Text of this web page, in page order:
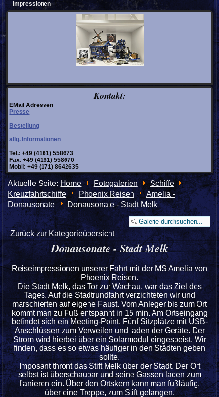
Impressionen
Kontakt:
EMail Adressen
Presse
Bestellung
allg. Informationen
Tel.: +49 (4161) 558673
Fax: +49 (4161) 558670
Mobil: +49 (171) 8642635
Aktuelle Seite:Home Fotogalerien
Schiffe
Kreuzfahrtschiffe
Phoenix Reisen
Amelia -
Donausonate
Donausonate - Stadt Melk
Zurück zur Kategorieübersicht
Donausonate - Stadt Melk
Reiseimpressionen unserer Fahrt mit der MS Amelia von
Phoenix Reisen.
Die Stadt Melk, das Tor zur Wachau, war das Ziel des
Tages. Auf die Stadtrundfahrt verzichteten wir und
marschierten auf eigene Faust. Vom Anleger bis zum Ort
kommt man zu Fuß entspannt in 15 min. Am Ortseingang
befindet sich ein Meeting-Point. Fünf Sitzplätze mit USB-
Anschlüssen zum Verweilen und laden der Geräte. Der
Strom wird hierbei über ein Solarmodul eingespeist. Wir
finden, dass es so etwas häufiger in den Städten geben
sollte.
Imposant thront das Stift Melk über der Stadt. Der Ort
selbst ist überschaubar und seine Gassen laden zum
flanieren ein. Über den Ortskern kann man fußläufig,
über eine Treppe, zum Stift gelangen.